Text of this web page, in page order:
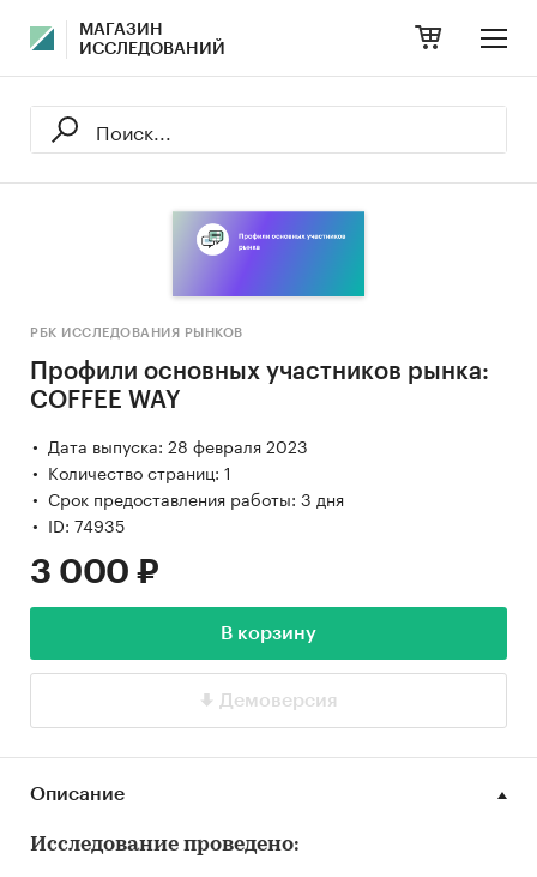
МАГАЗИН
ИССЛЕДОВАНИЙ
РБК ИССЛЕДОВАНИЯ РЫНКОВ
Профили основных участников рынка:
COFFEE WAY
Дата выпуска: 28 февраля 2023
Количество страниц: 1
Срок предоставления работы: 3 дня
ID: 74935
3 000 ₽
В корзину
Демоверсия
Описание
Исследование проведено: